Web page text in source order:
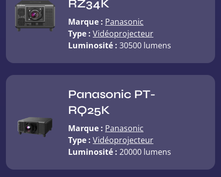
RZ34K
Marque : Panasonic
Type : Vidéoprojecteur
Luminosité : 30500 lumens
Panasonic PT-
RQ25K
Marque : Panasonic
Type : Vidéoprojecteur
Luminosité : 20000 lumens